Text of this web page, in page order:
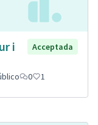
i
Acceptada
0 1